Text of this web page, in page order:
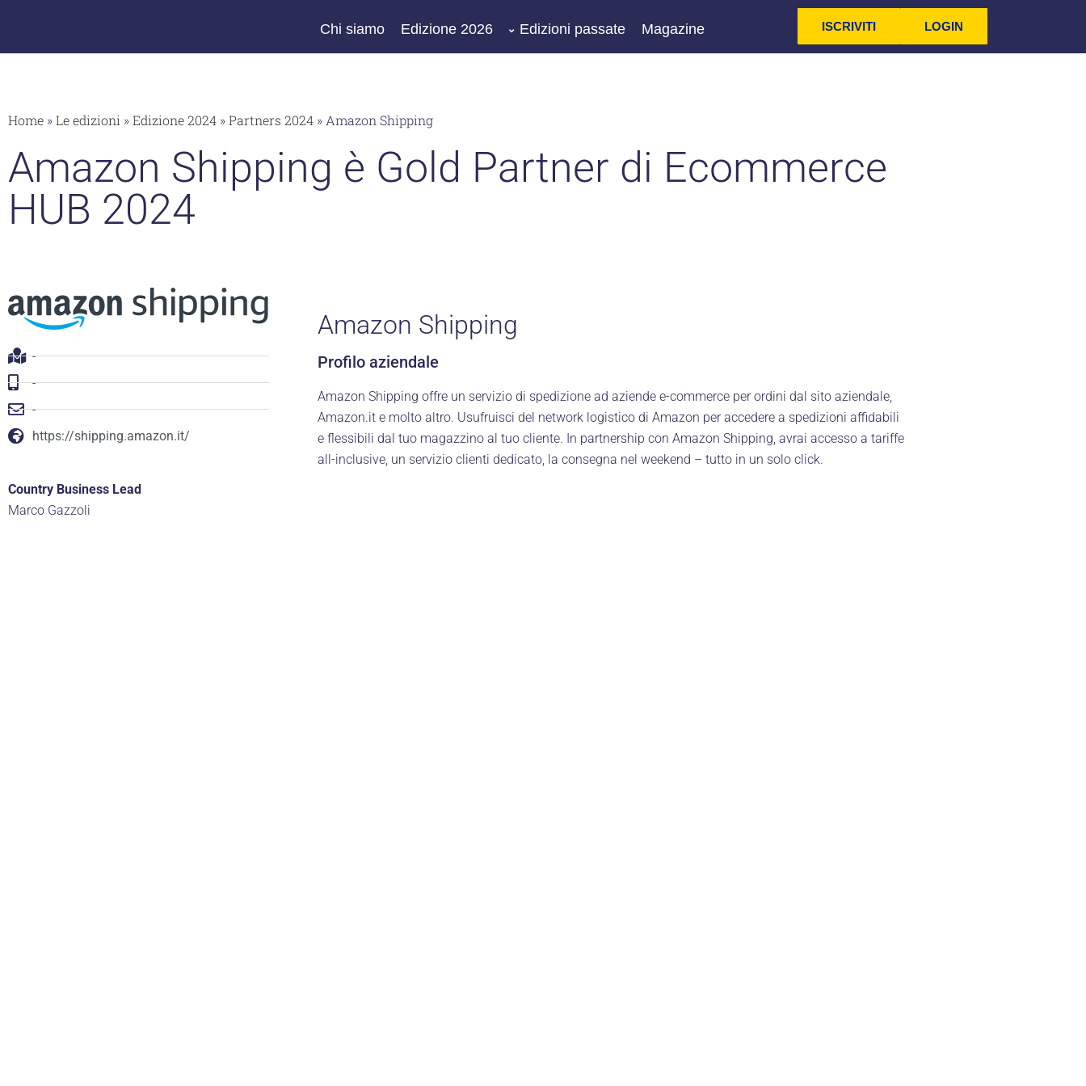
ISCRIVITI LOGIN
Chi siamo Edizione 2026 Edizioni passate Magazine
Home »Le edizioni »Edizione 2024 »Partners 2024 » Amazon Shipping
Amazon Shipping è Gold Partner di Ecommerce
HUB 2024
-
-
-
https://shipping.amazon.it/
Country Business Lead
Marco Gazzoli
Amazon Shipping
Profilo aziendale
Amazon Shipping offre un servizio di spedizione ad aziende e-commerce per ordini dal sito aziendale,
Amazon.it e molto altro. Usufruisci del network logistico di Amazon per accedere a spedizioni affidabili
e flessibili dal tuo magazzino al tuo cliente. In partnership con Amazon Shipping, avrai accesso a tariffe
all-inclusive, un servizio clienti dedicato, la consegna nel weekend – tutto in un solo click.